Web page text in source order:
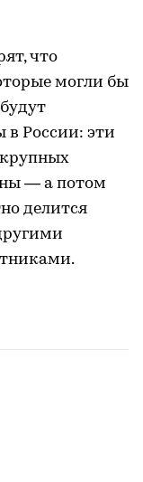
что
могли бы
России: эти
— а потом
делится